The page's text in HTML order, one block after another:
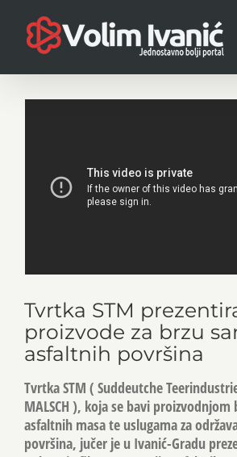
content
Tvrtka STM
proizvode za brzu
asfaltnih površina
TvrtkaSTM ( Suddeutche
MALSCH ), koja se bavi
asfaltnih masa te uslugama za
površina, jučer je u Ivanić-Gradu